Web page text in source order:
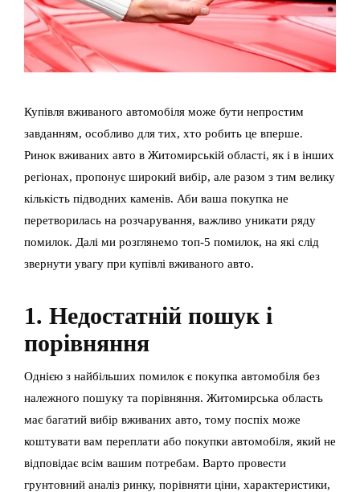
Купівля вживаного автомобіля може бути непростим
завданням, особливо для тих, хто робить це вперше.
Ринок вживаних авто в Житомирській області, як і в інших
регіонах, пропонує широкий вибір, але разом з тим велику
кількість підводних каменів. Аби ваша покупка не
перетворилась на розчарування, важливо уникати ряду
помилок. Далі ми розглянемо топ-5 помилок, на які слід
звернути увагу при купівлі вживаного авто.
1. Недостатній пошук і
порівняння
Однією з найбільших помилок є покупка автомобіля без
належного пошуку та порівняння. Житомирська область
має багатий вибір вживаних авто, тому поспіх може
коштувати вам переплати або покупки автомобіля, який не
відповідає всім вашим потребам. Варто провести
грунтовний аналіз ринку, порівняти ціни, характеристики,